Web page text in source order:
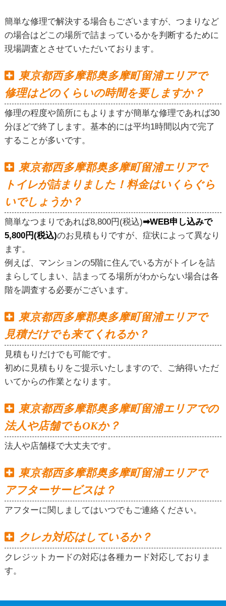
簡単な修理で解決する場合もございますが、つまりなど
の場合はどこの場所で詰まっているかを判断するために
現場調査とさせていただいております。
東京都西多摩郡奥多摩町留浦エリアで
修理はどのくらいの時間を要しますか？
修理の程度や箇所にもよりますが簡単な修理であれば30
分ほどで終了します。基本的には平均1時間以内で完了
することが多いです。
東京都西多摩郡奥多摩町留浦エリアで
トイレが詰まりました！料金はいくらぐら
いでしょうか？
簡単なつまりであれば8,800円(税込)➡WEB申し込みで
5,800円(税込)のお見積もりですが、症状によって異なり
ます。
例えば、マンションの5階に住んでいる方がトイレを詰
まらしてしまい、詰まってる場所がわからない場合は各
階を調査する必要がございます。
東京都西多摩郡奥多摩町留浦エリアで
見積だけでも来てくれるか？
見積もりだけでも可能です。
初めに見積もりをご提示いたしますので、ご納得いただ
いてからの作業となります。
東京都西多摩郡奥多摩町留浦エリアでの
法人や店舗でもOKか？
法人や店舗様で大丈夫です。
東京都西多摩郡奥多摩町留浦エリアで
アフターサービスは？
アフターに関しましてはいつでもご連絡ください。
クレカ対応はしているか？
クレジットカードの対応は各種カード対応しておりま
す。